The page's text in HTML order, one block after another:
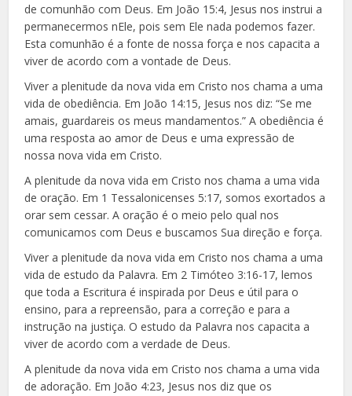
de comunhão com Deus. Em João 15:4, Jesus nos instrui a
permanecermos nEle, pois sem Ele nada podemos fazer.
Esta comunhão é a fonte de nossa força e nos capacita a
viver de acordo com a vontade de Deus.
Viver a plenitude da nova vida em Cristo nos chama a uma
vida de obediência. Em João 14:15, Jesus nos diz: “Se me
amais, guardareis os meus mandamentos.” A obediência é
uma resposta ao amor de Deus e uma expressão de
nossa nova vida em Cristo.
A plenitude da nova vida em Cristo nos chama a uma vida
de oração. Em 1 Tessalonicenses 5:17, somos exortados a
orar sem cessar. A oração é o meio pelo qual nos
comunicamos com Deus e buscamos Sua direção e força.
Viver a plenitude da nova vida em Cristo nos chama a uma
vida de estudo da Palavra. Em 2 Timóteo 3:16-17, lemos
que toda a Escritura é inspirada por Deus e útil para o
ensino, para a repreensão, para a correção e para a
instrução na justiça. O estudo da Palavra nos capacita a
viver de acordo com a verdade de Deus.
A plenitude da nova vida em Cristo nos chama a uma vida
de adoração. Em João 4:23, Jesus nos diz que os